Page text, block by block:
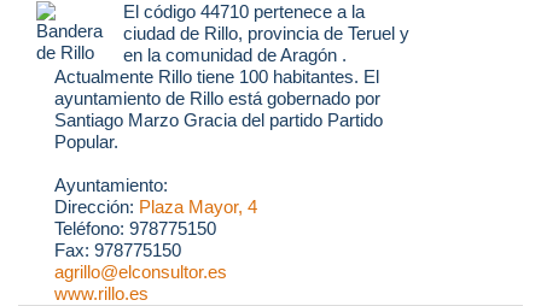
El código 44710 pertenece a la
ciudad de Rillo, provincia de Teruel y
en la comunidad de Aragón .
Actualmente Rillo tiene 100 habitantes. El
ayuntamiento de Rillo está gobernado por
Santiago Marzo Gracia del partido Partido
Popular.
Ayuntamiento:
Dirección: Plaza Mayor, 4
Teléfono: 978775150
Fax: 978775150
agrillo@elconsultor.es
www.rillo.es